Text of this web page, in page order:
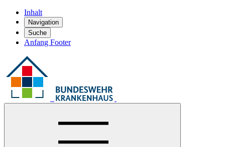
Inhalt
Navigation
Suche
Anfang Footer